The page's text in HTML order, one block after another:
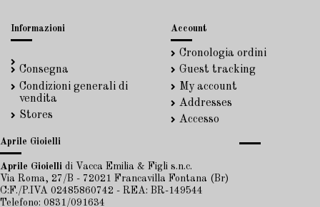
Informazioni
Consegna
Condizioni generali di
vendita
Stores
Account
Cronologia ordini
Guest tracking
My account
Addresses
Accesso
Aprile Gioielli
Aprile Gioielli di Vacca Emilia & Figli s.n.c.
Via Roma, 27/B - 72021 Francavilla Fontana (Br)
C:F./P.IVA 02485860742 - REA: BR-149544
Telefono: 0831/091634